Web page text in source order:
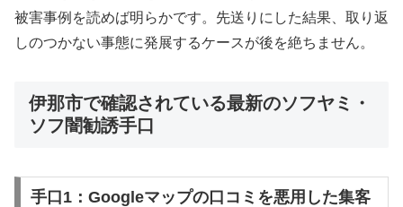
被害事例を読めば明らかです。先送りにした結果、取り返
しのつかない事態に発展するケースが後を絶ちません。
伊那市で確認されている最新のソフヤミ・
ソフ闇勧誘手口
手口1：Googleマップの口コミを悪用した集客